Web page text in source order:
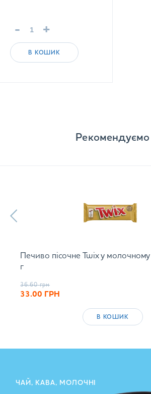
- +
В КОШИК
Рекомендуємо
Печиво пісочне Twix у
г
36.60 грн
33.00 ГРН
В КОШИК
ЧАЙ, КАВА, МОЛОЧНІ